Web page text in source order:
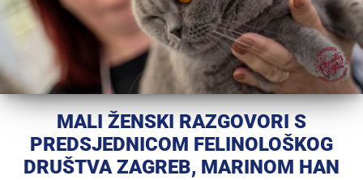
MALI ŽENSKI RAZGOVORI S
PREDSJEDNICOM FELINOLOŠKOG
DRUŠTVA ZAGREB, MARINOM HAN